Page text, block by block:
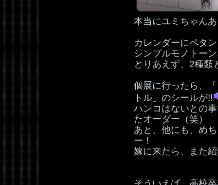
本当にユミちゃん
カレンダーにペタ
シンプルモノトー
とりあえず、2種類
個展に行ったら、
トル」のシールが!!
ハンコはないとの
たオーダー（笑）
あと、他にも、め
ー！
嫁に来たら、また